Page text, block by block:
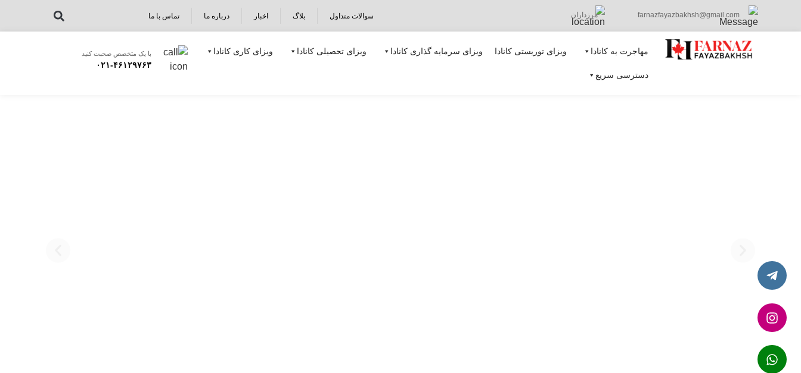
farnazfayazbakhsh@gmail.com مرزداران سوالات متداول بلاگ اخبار درباره ما تماس با ما
مهاجرت به کانادا ویزای توریستی کانادا ویزای سرمایه گذاری کانادا ویزای تحصیلی کانادا ویزای کاری کانادا
دسترسی سریع
با یک متخصص صحبت کنید
۰۲۱-۴۶۱۲۹۷۶۳